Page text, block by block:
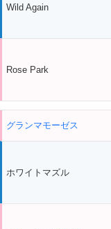
Wild Again
Rose Park
グランマモーゼス
ホワイトマズル